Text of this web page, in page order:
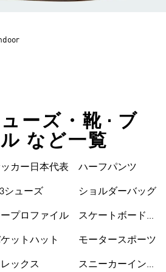
ーズ・靴 • ブ
など一覧
カー日本代表
シューズ
ープロファイル
ットハット
ックス
ハーフパンツ
ショルダーバッグ
スケートボードシ
モータースポーツ
スニーカーインソ